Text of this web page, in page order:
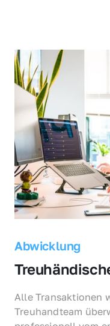
Abwicklung
Alle Transaktionen
Treuhandteam